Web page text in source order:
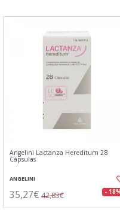
Angelini Lactanza Hereditum 28
Cápsulas
ANGELINI
35,27€ 42,83€ -